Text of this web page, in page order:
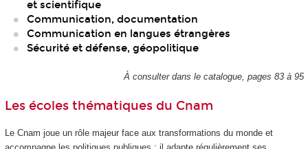
et scientifique
Communication, documentation
Communication en langues étrangères
Sécurité et défense, géopolitique
À consulter dans le catalogue, pages 83 à 95
Les écoles thématiques du Cnam
Le Cnam joue un rôle majeur face aux transformations du monde et